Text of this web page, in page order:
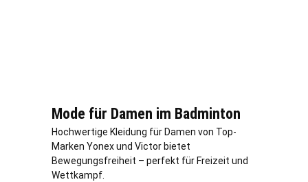
Mode für Damen im Badminton
Hochwertige Kleidung für Damen von Top-
Marken Yonex und Victor bietet
Bewegungsfreiheit – perfekt für Freizeit und
Wettkampf.